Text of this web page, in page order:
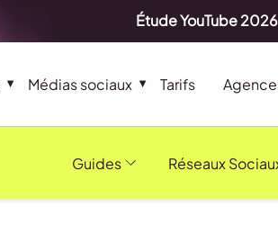
Étude YouTube
Médias sociaux Tarifs
Guides Réseaux